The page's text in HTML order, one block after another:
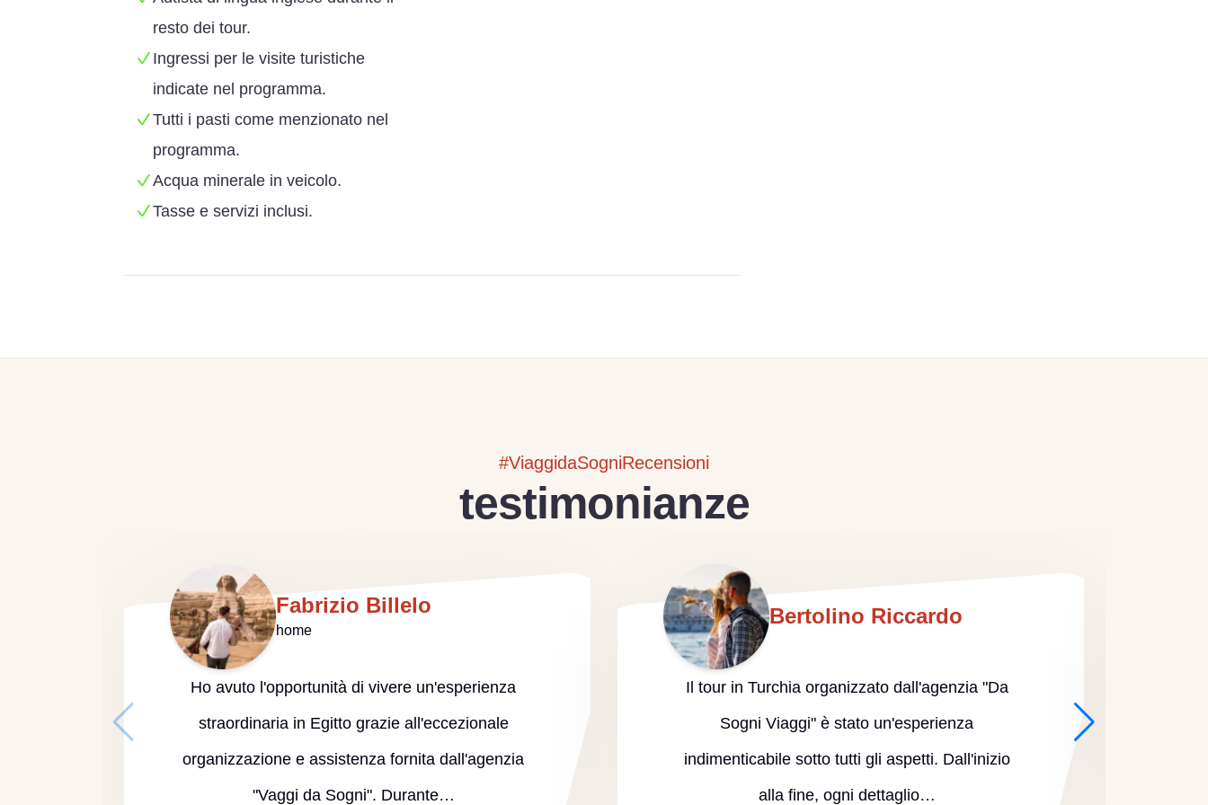
resto dei tour.
Ingressi per le visite turistiche
indicate nel programma.
Tutti i pasti come menzionato nel
programma.
Acqua minerale in veicolo.
Tasse e servizi inclusi.
#ViaggidaSogniRecensioni
testimonianze
Fabrizio Billelo
home
Ho avuto l'opportunità di vivere un'esperienza
straordinaria in Egitto grazie all'eccezionale
organizzazione e assistenza fornita dall'agenzia
"Vaggi da Sogni". Durante…
Bertolino Riccardo
Il tour in Turchia organizzato dall'agenzia "Da
Sogni Viaggi" è stato un'esperienza
indimenticabile sotto tutti gli aspetti. Dall'inizio
alla fine, ogni dettaglio…